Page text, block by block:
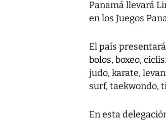
Panamá llevará
en los Juegos
El país
bolos, boxeo,
judo, karate,
surf, taekwondo,
En esta